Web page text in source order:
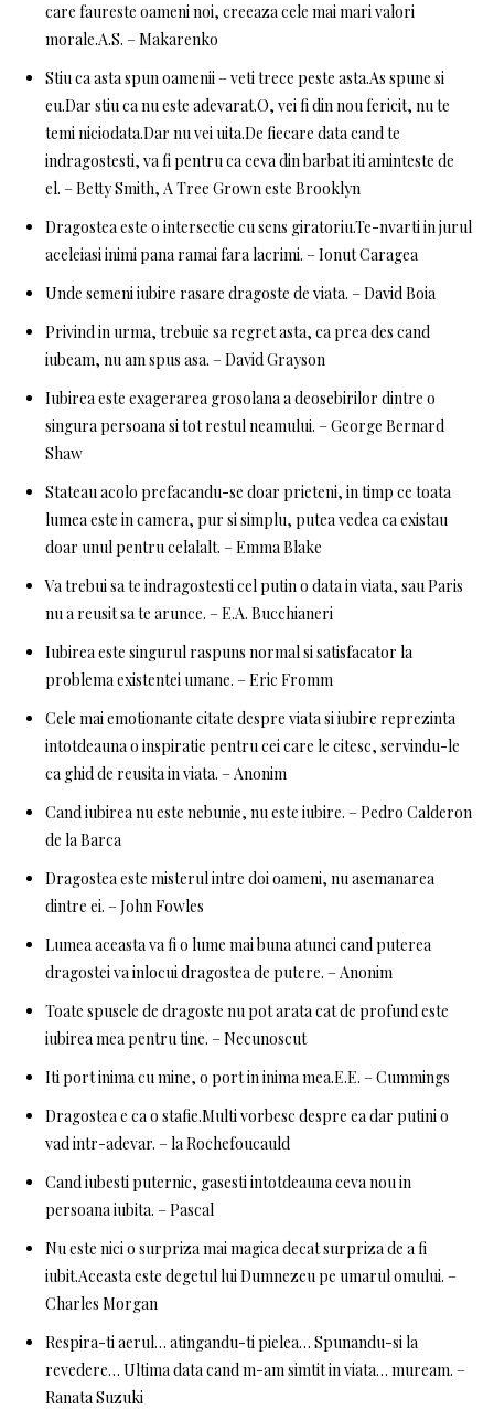
care faureste oameni noi, creeaza cele mai mari valori
morale.A.S. – Makarenko
Stiu ca asta spun oamenii – veti trece peste asta.As spune si
eu.Dar stiu ca nu este adevarat.O, vei fi din nou fericit, nu te
temi niciodata.Dar nu vei uita.De fiecare data cand te
indragostesti, va fi pentru ca ceva din barbat iti aminteste de
el. – Betty Smith, A Tree Grown este Brooklyn
Dragostea este o intersectie cu sens giratoriu.Te-nvarti in jurul
aceleiasi inimi pana ramai fara lacrimi. – Ionut Caragea
Unde semeni iubire rasare dragoste de viata. – David Boia
Privind in urma, trebuie sa regret asta, ca prea des cand
iubeam, nu am spus asa. – David Grayson
Iubirea este exagerarea grosolana a deosebirilor dintre o
singura persoana si tot restul neamului. – George Bernard
Shaw
Stateau acolo prefacandu-se doar prieteni, in timp ce toata
lumea este in camera, pur si simplu, putea vedea ca existau
doar unul pentru celalalt. – Emma Blake
Va trebui sa te indragostesti cel putin o data in viata, sau Paris
nu a reusit sa te arunce. – E.A. Bucchianeri
Iubirea este singurul raspuns normal si satisfacator la
problema existentei umane. – Eric Fromm
Cele mai emotionante citate despre viata si iubire reprezinta
intotdeauna o inspiratie pentru cei care le citesc, servindu-le
ca ghid de reusita in viata. – Anonim
Cand iubirea nu este nebunie, nu este iubire. – Pedro Calderon
de la Barca
Dragostea este misterul intre doi oameni, nu asemanarea
dintre ei. – John Fowles
Lumea aceasta va fi o lume mai buna atunci cand puterea
dragostei va inlocui dragostea de putere. – Anonim
Toate spusele de dragoste nu pot arata cat de profund este
iubirea mea pentru tine. – Necunoscut
Iti port inima cu mine, o port in inima mea.E.E. – Cummings
Dragostea e ca o stafie.Multi vorbesc despre ea dar putini o
vad intr-adevar. – la Rochefoucauld
Cand iubesti puternic, gasesti intotdeauna ceva nou in
persoana iubita. – Pascal
Nu este nici o surpriza mai magica decat surpriza de a fi
iubit.Aceasta este degetul lui Dumnezeu pe umarul omului. –
Charles Morgan
Respira-ti aerul… atingandu-ti pielea… Spunandu-si la
revedere… Ultima data cand m-am simtit in viata… muream. –
Ranata Suzuki